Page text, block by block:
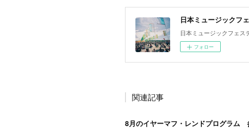
日本ミュージックフ
日本ミュージックフェス
フォロー
関連記事
8月のイヤーマフ・レンドプログラム